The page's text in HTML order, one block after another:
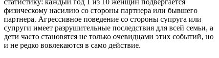
статистику: каждый год 1 из 10 женщин подвергается
физическому насилию со стороны партнера или бывшего
партнера. Агрессивное поведение со стороны супруга или
супруги имеет разрушительные последствия для всей семьи, а
дети часто становятся не только очевидцами этих событий, но
и не редко вовлекаются в само действие.